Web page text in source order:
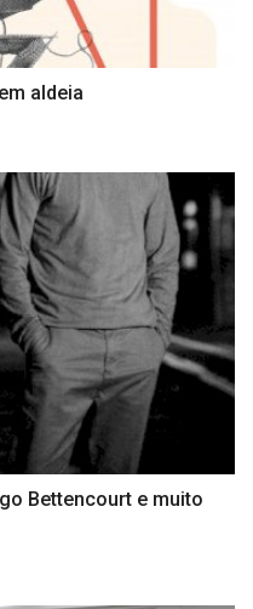
aldeia
Bettencourt e muito